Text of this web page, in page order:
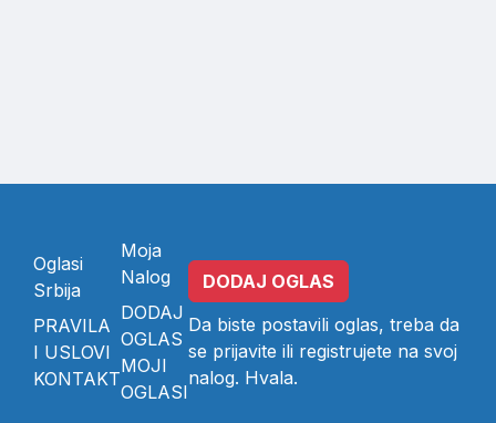
Oglasi
Srbija
PRAVILA
I USLOVI
KONTAKT
Moja
Nalog
DODAJ
OGLAS
MOJI
OGLASI
DODAJ OGLAS
Da biste postavili oglas, treba da
se prijavite ili registrujete na svoj
nalog. Hvala.